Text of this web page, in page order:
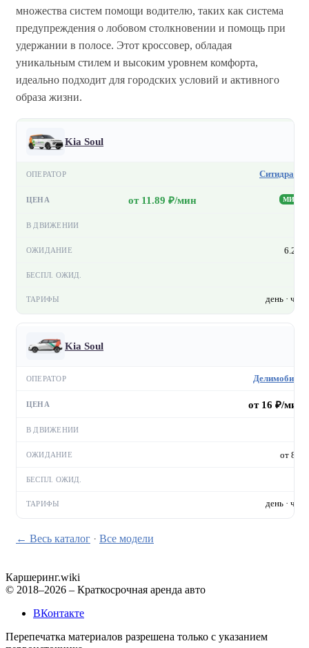
множества систем помощи водителю, таких как система
предупреждения о лобовом столкновении и помощь при
удержании в полосе​. Этот кроссовер, обладая
уникальным стилем и высоким уровнем комфорта,
идеально подходит для городских условий и активного
образа жизни.
Kia Soul
Ситидрайв
от 11.89 ₽/мин МИН
6.2 ₽
день · час
Kia Soul
Делимобиль
от 16 ₽/мин
от 8 ₽
день · час
← Весь каталог · Все модели
Каршеринг.wiki
© 2018–2026 – Краткосрочная аренда авто
ВКонтакте
Перепечатка материалов разрешена только с указанием